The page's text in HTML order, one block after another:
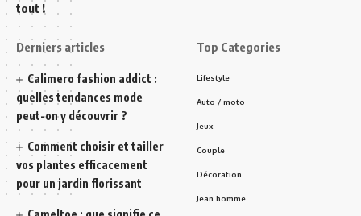
tout !
Derniers articles
Calimero fashion addict :
quelles tendances mode
peut-on y découvrir ?
Comment choisir et tailler
vos plantes efficacement
pour un jardin florissant
Top Categories
Lifestyle
Auto / moto
Jeux
Couple
Décoration
Jean homme